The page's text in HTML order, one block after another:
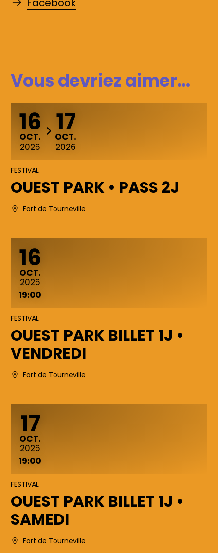
Facebook
Vous devriez aimer...
DU
16
OCTOBRE
OCT.
2026
AU 17
OCTOBRE
OCT.
2026
FESTIVAL
OUEST PARK • PASS 2J
Fort de Tourneville
16
OCTOBRE
OCT.
2026
19:00
FESTIVAL
OUEST PARK BILLET 1J •
VENDREDI
Fort de Tourneville
17
OCTOBRE
OCT.
2026
19:00
FESTIVAL
OUEST PARK BILLET 1J •
SAMEDI
Fort de Tourneville